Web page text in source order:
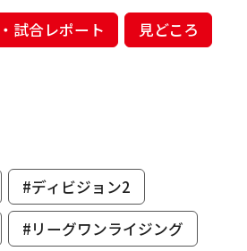
試合レポート
見どころ
#ディビジョン2
#リーグワンライジング